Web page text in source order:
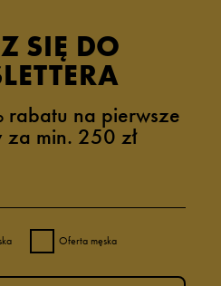
SIĘ DO
rabatu na pierwsze
min. 250 zł
Oferta męska